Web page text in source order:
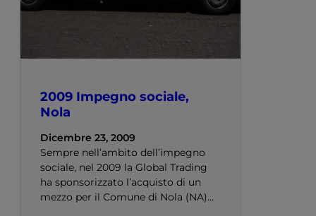
2009 Impegno sociale,
Nola
Dicembre 23, 2009
Sempre nell’ambito dell’impegno
sociale, nel 2009 la Global Trading
ha sponsorizzato l’acquisto di un
mezzo per il Comune di Nola (NA)…